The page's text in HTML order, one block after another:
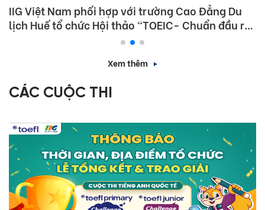
IIG Việt Nam phối hợp với trường Cao Đẳng Du
lịch Huế tổ chức Hội thảo “TOEIC- Chuẩn đầu ra
tiếng Anh- Bí Quyết chinh phục nhà tuyển dụng”
Xem thêm
CÁC CUỘC THI